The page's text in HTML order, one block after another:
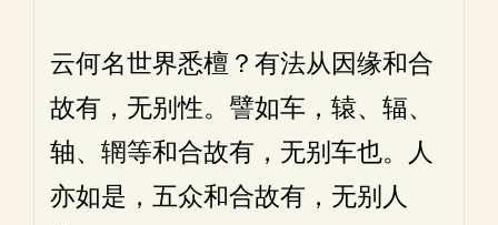
云何名世界悉檀？有法从因缘和合
故有，无别性。譬如车，辕、辐、
轴、辋等和合故有，无别车也。人
亦如是，五众和合故有，无别人